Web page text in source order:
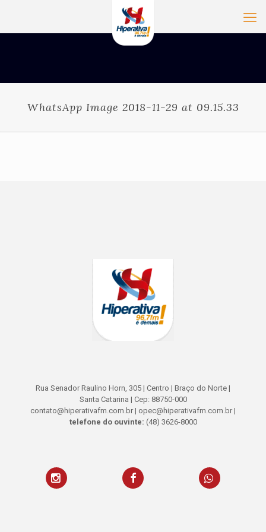
WhatsApp Image 2018-11-29 at 09.15.33
Rua Senador Raulino Horn, 305 | Centro | Braço do Norte |
Santa Catarina | Cep: 88750-000
contato@hiperativafm.com.br | opec@hiperativafm.com.br |
telefone do ouvinte: (48) 3626-8000